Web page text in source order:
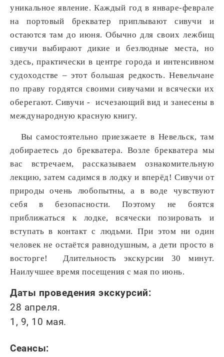
уникальное явление. Каждый год в январе-феврале
на портовый брекватер приплывают сивучи и
остаются там до июня. Обычно для своих лежбищ
сивучи выбирают дикие и безлюдные места, но
здесь, практически в центре города и интенсивном
судоходстве – этот большая редкость. Невельчане
по праву гордятся своими сивучами и всячески их
оберегают. Сивучи - исчезающий вид и занесены в
международную красную книгу.
Вы самостоятельно приезжаете в Невельск, там
добираетесь до брекватера. Возле брекватера мы
вас встречаем, рассказываем ознакомительную
лекцию, затем садимся в лодку и вперёд! Сивучи от
природы очень любопытны, а в воде чувствуют
себя в безопасности. Поэтому не боятся
приближаться к лодке, всячески позировать и
вступать в контакт с людьми. При этом ни один
человек не остаётся равнодушным, а дети просто в
восторге! Длительность экскурсии 30 минут.
Наилучшее время посещения с мая по июнь.
Даты проведения экскурсий:
28 апреля.
1, 9, 10 мая.
Cеансы: